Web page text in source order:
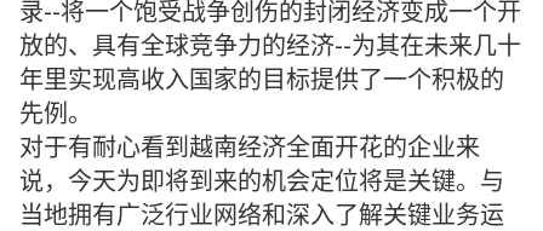
录--将一个饱受战争创伤的封闭经济变成一个开
放的、具有全球竞争力的经济--为其在未来几十
年里实现高收入国家的目标提供了一个积极的
先例。
对于有耐心看到越南经济全面开花的企业来
说，今天为即将到来的机会定位将是关键。与
当地拥有广泛行业网络和深入了解关键业务运